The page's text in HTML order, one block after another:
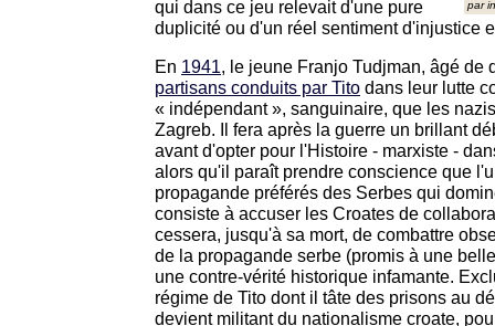
par
qui dans ce jeu relevait d'une pure
duplicité ou d'un réel sentiment d'injustice
En 1941, le jeune Franjo Tudjman, âgé de
partisans conduits par Tito dans leur lutte
« indépendant », sanguinaire, que les
Zagreb. Il fera après la guerre un brillant
avant d'opter pour l'Histoire - marxiste -
alors qu'il paraît prendre conscience que
propagande préférés des Serbes qui
consiste à accuser les Croates de
cessera, jusqu'à sa mort, de combattre
de la propagande serbe (promis à une
une contre-vérité historique infamante.
régime de Tito dont il tâte des prisons au
devient militant du nationalisme croate,